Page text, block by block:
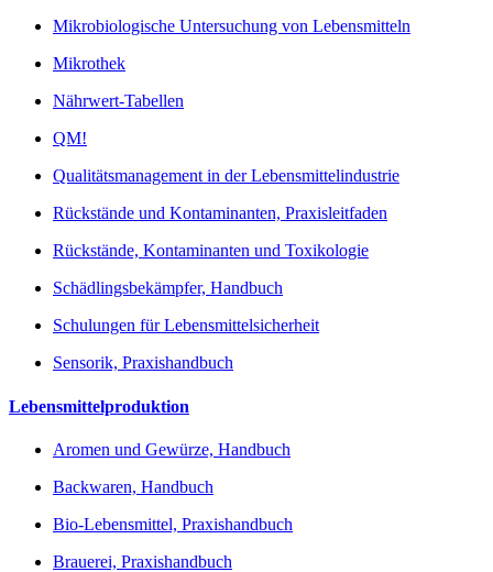
Mikrobiologische Untersuchung von Lebensmitteln
Mikrothek
Nährwert-Tabellen
QM!
Qualitätsmanagement in der Lebensmittelindustrie
Rückstände und Kontaminanten, Praxisleitfaden
Rückstände, Kontaminanten und Toxikologie
Schädlingsbekämpfer, Handbuch
Schulungen für Lebensmittelsicherheit
Sensorik, Praxishandbuch
Lebensmittelproduktion
Aromen und Gewürze, Handbuch
Backwaren, Handbuch
Bio-Lebensmittel, Praxishandbuch
Brauerei, Praxishandbuch